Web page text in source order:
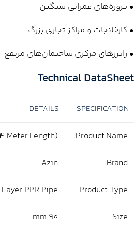
• پروژه‌های عمرانی سنگین
• کارخانجات و مراکز تجاری بزرگ
• رایزرهای مرکزی ساختمان‌های مرتفع
Technical DataSheet
SPECIFICATION
DETAILS
Product Name
Meter Length)
Brand
Azin
Product Type
PPR Pipe
Size
90 mm